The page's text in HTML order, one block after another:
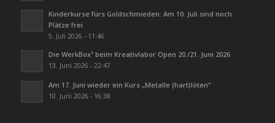
Kinderkurse fürs Goldschmieden: Am 10. Juli sind noch
Plätze frei
5. Juli 2026 - 11:46
Die WerkBox³ beim Kreativlabor Open 20./21. Juni 2026
13. Juni 2026 - 22:47
Am 17. Juni wieder ein Kurs „Metalle (hart)löten“
10. Juni 2026 - 16:38